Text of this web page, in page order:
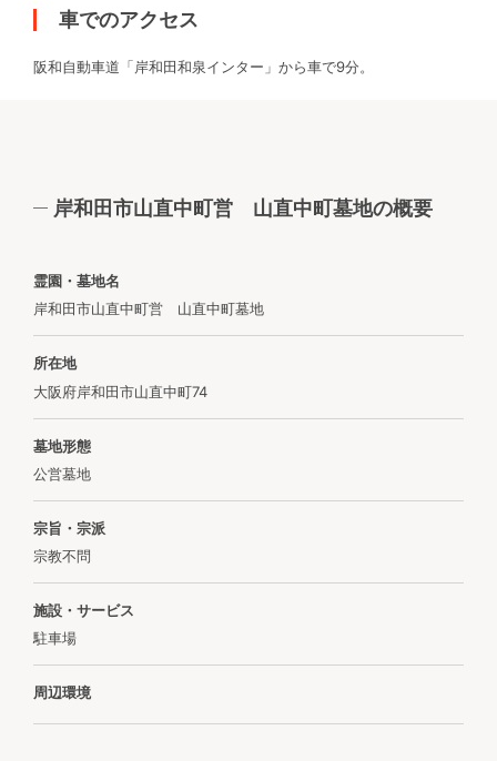
車でのアクセス
阪和自動車道「岸和田和泉インター」から車で9分。
岸和田市山直中町営 山直中町墓地の概要
霊園・墓地名
岸和田市山直中町営 山直中町墓地
所在地
大阪府岸和田市山直中町74
墓地形態
公営墓地
宗旨・宗派
宗教不問
施設・サービス
駐車場
周辺環境